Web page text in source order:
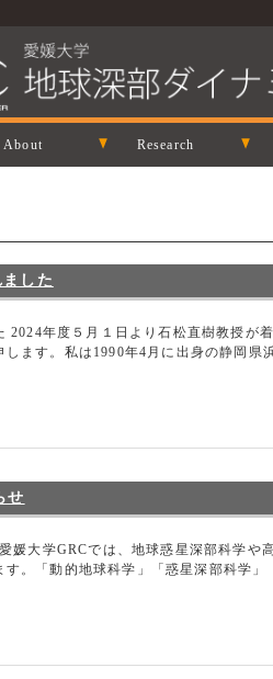
About Research
した
2024年度５月１日より石松直樹教授
します。私は1990年4月に出身の静岡
せ
大学GRCでは、地球惑星深部科学や
す。「動的地球科学」「惑星深部科学